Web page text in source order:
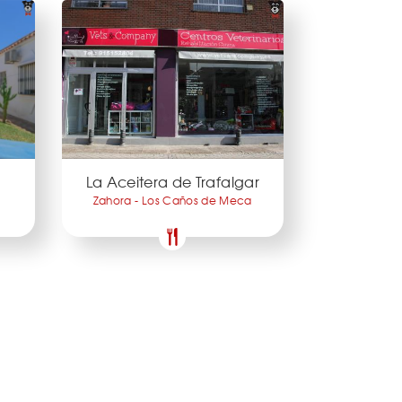
La Aceitera de Trafalgar
Zahora - Los Caños de Meca